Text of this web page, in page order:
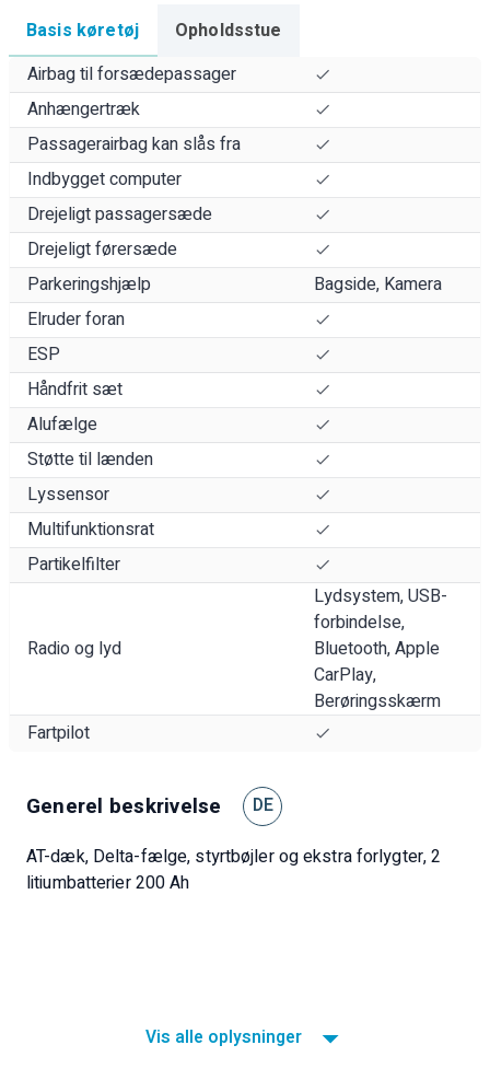
Basis køretøj
Opholdsstue
Airbag til forsædepassager
Anhængertræk
Passagerairbag kan slås fra
Indbygget computer
Drejeligt passagersæde
Drejeligt førersæde
Parkeringshjælp
Bagside, Kamera
Elruder foran
ESP
Håndfrit sæt
Alufælge
Støtte til lænden
Lyssensor
Multifunktionsrat
Partikelfilter
Radio og lyd
Lydsystem, USB-
forbindelse,
Bluetooth, Apple
CarPlay,
Berøringsskærm
Fartpilot
Generel beskrivelse DE
AT-dæk, Delta-fælge, styrtbøjler og ekstra forlygter, 2
litiumbatterier 200 Ah
Vis alle oplysninger